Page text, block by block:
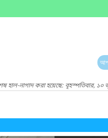
হাল-নাগাদ করা হয়েছে: বৃহস্পতিবার,